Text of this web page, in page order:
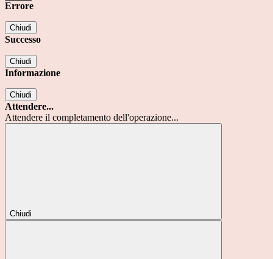
Errore
Chiudi
Successo
Chiudi
Informazione
Chiudi
Attendere...
Attendere il completamento dell'operazione...
Chiudi